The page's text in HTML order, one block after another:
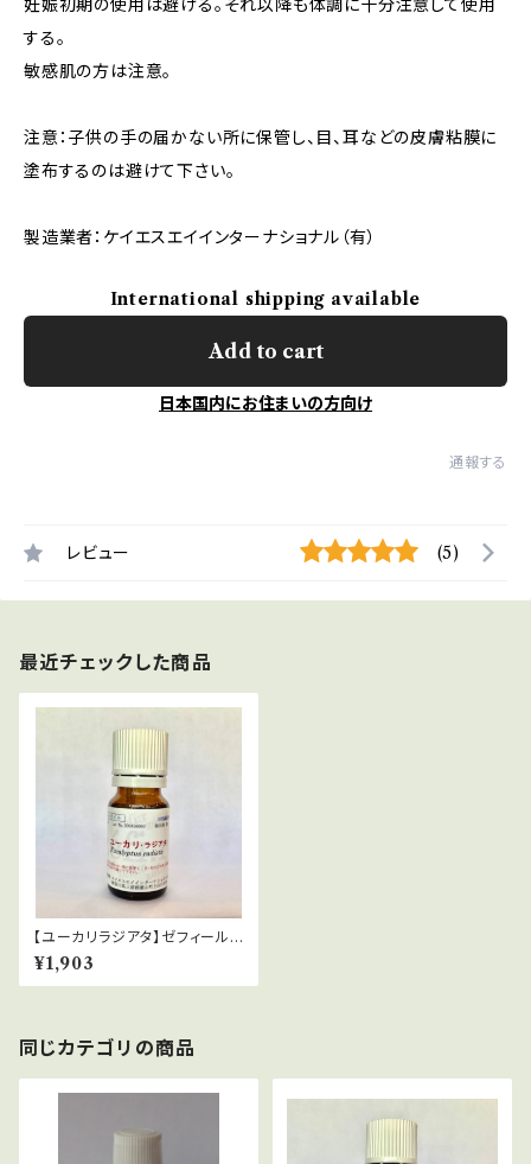
妊娠初期の使用は避ける。それ以降も体調に十分注意して使用
する。
敏感肌の方は注意。
注意：子供の手の届かない所に保管し、目、耳などの皮膚粘膜に
塗布するのは避けて下さい。
製造業者：ケイエスエイインターナショナル（有）
International shipping available
Add to cart
日本国内にお住まいの方向け
通報する
レビュー (5)
最近チェックした商品
【ユーカリラジアタ】ゼフィール
（有機栽培）Eucalyptus radiat
a
¥1,903
同じカテゴリの商品